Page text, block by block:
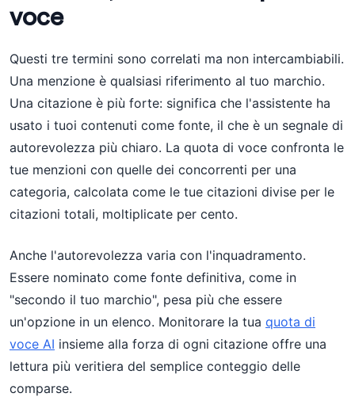
voce
Questi tre termini sono correlati ma non intercambiabili.
Una menzione è qualsiasi riferimento al tuo marchio.
Una citazione è più forte: significa che l'assistente ha
usato i tuoi contenuti come fonte, il che è un segnale di
autorevolezza più chiaro. La quota di voce confronta le
tue menzioni con quelle dei concorrenti per una
categoria, calcolata come le tue citazioni divise per le
citazioni totali, moltiplicate per cento.
Anche l'autorevolezza varia con l'inquadramento.
Essere nominato come fonte definitiva, come in
"secondo il tuo marchio", pesa più che essere
un'opzione in un elenco. Monitorare la tua quota di
voce AI insieme alla forza di ogni citazione offre una
lettura più veritiera del semplice conteggio delle
comparse.